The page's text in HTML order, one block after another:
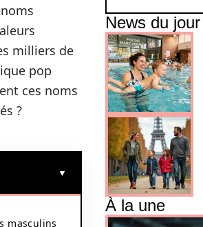
milliers de
pop
ces noms
?
masculins
News du jour
À la une